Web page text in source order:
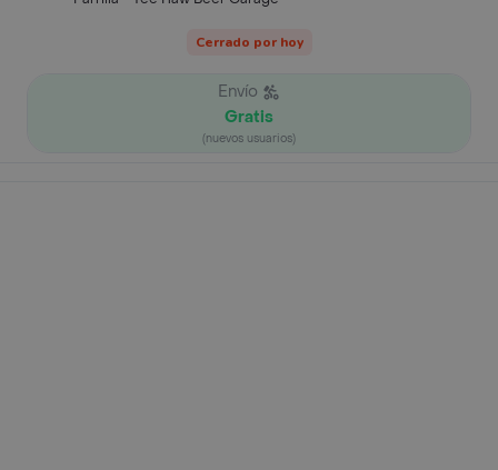
Cerrado por hoy
Envío
Gratis
(nuevos usuarios)